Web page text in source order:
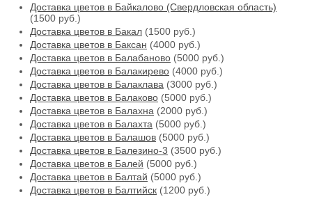
Доставка цветов в Байкалово (Свердловская область)
(1500 руб.)
Доставка цветов в Бакал (1500 руб.)
Доставка цветов в Баксан (4000 руб.)
Доставка цветов в Балабаново (5000 руб.)
Доставка цветов в Балакирево (4000 руб.)
Доставка цветов в Балаклава (3000 руб.)
Доставка цветов в Балаково (5000 руб.)
Доставка цветов в Балахна (2000 руб.)
Доставка цветов в Балахта (5000 руб.)
Доставка цветов в Балашов (5000 руб.)
Доставка цветов в Балезино-3 (3500 руб.)
Доставка цветов в Балей (5000 руб.)
Доставка цветов в Балтай (5000 руб.)
Доставка цветов в Балтийск (1200 руб.)